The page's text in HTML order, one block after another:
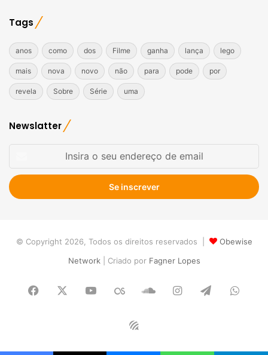
Tags
anos como dos Filme ganha lança lego
mais nova novo não para pode por
revela Sobre Série uma
Newslatter
seu
endereço
de
© Copyright 2026, Todos os direitos reservados |
Obewise
Network| Criado porFagner Lopes
Facebook YouTubeLast.FMSoundCloud
Instagram
Telegram
Obewise